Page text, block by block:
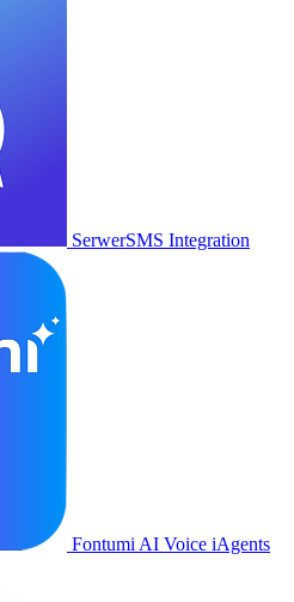
SerwerSMS Integration
Fontumi AI Voice iAgents